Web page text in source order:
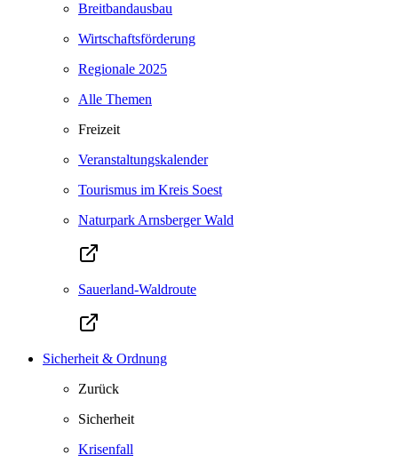
Breitbandausbau
Wirtschaftsförderung
Regionale 2025
Alle Themen
Freizeit
Veranstaltungskalender
Tourismus im Kreis Soest
Naturpark Arnsberger Wald
Sauerland-Waldroute
Sicherheit & Ordnung
Zurück
Sicherheit
Krisenfall